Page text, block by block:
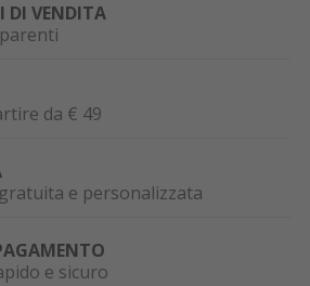
DI VENDITA
da € 49
e personalizzata
e sicuro